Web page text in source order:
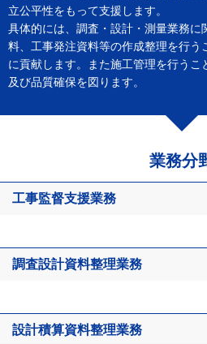
立公平性をもって支援します。​
具体的には、調査・設計・測量業務に
料、工事発注資料等の作成整理を行う
に貢献します。また施工管理を行う
及び品質確保を図ります。​
業務分
工事監督支援業務​
調査設計資料整理業務​
設計積算資料整理業務​